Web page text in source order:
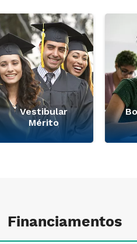
Vestibular
Mérito
Financiamentos